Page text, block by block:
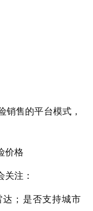
销售的平台模式，
价格
注：
；是否支持城市